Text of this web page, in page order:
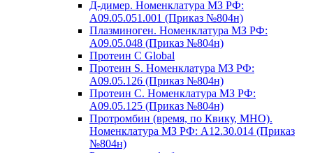
Д-димер. Номенклатура МЗ РФ:
A09.05.051.001 (Приказ №804н)
Плазминоген. Номенклатура МЗ РФ:
A09.05.048 (Приказ №804н)
Протеин C Global
Протеин S. Номенклатура МЗ РФ:
A09.05.126 (Приказ №804н)
Протеин С. Номенклатура МЗ РФ:
A09.05.125 (Приказ №804н)
Протромбин (время, по Квику, МНО).
Номенклатура МЗ РФ: A12.30.014 (Приказ
№804н)